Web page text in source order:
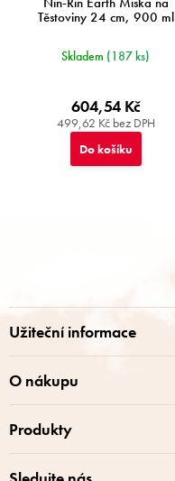
Těstoviny 24 cm, 900 ml
Skladem (187 ks)
499,62 Kč bez DPH
604,54 Kč
Do košíku
Užiteční informace
O nákupu
Produkty